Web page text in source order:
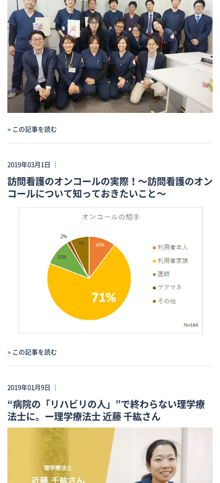
» この記事を読む
2019年03月1日 ｜
訪問看護のオンコールの実際！～訪問看護のオン
コールについて知っておきたいこと～
» この記事を読む
2019年01月9日 ｜
“病院の「リハビリの人」”で終わらない理学療
法士に。ー理学療法士 近藤 千紘さん